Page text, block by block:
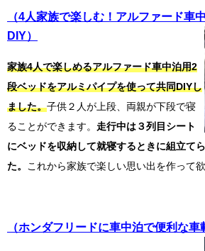
（4人家族で楽しむ！アルファード車
DIY）
家族4人で楽しめるアルファード車中泊用2
段ベッドをアルミパイプを使って共同DIYし
ました。子供２人が上段、両親が下段で寝
ることができます。 走行中は３列目シート
にベッドを収納して就寝するときに組立て
た。
これから家族で楽しい思い出を作って欲
（ホンダフリードに車中泊で便利な車